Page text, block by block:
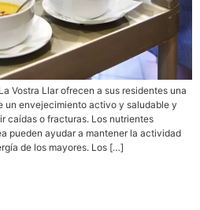
Vostra Llar ofrecen a sus residentes una
un envejecimiento activo y saludable y
caídas o fracturas. Los nutrientes
pueden ayudar a mantener la actividad
de los mayores. Los […]